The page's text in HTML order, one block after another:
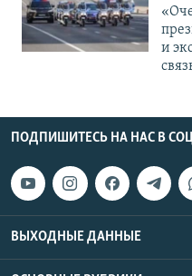
и
ПОДПИШИТЕСЬ НА НАС В
ВЫХОДНЫЕ ДАННЫЕ